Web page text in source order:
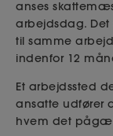
anses
arbejdsdag.
til samme
indenfor 12
Et arbejdssted
ansatte udfører
hvem det